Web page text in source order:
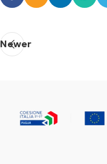
Newer